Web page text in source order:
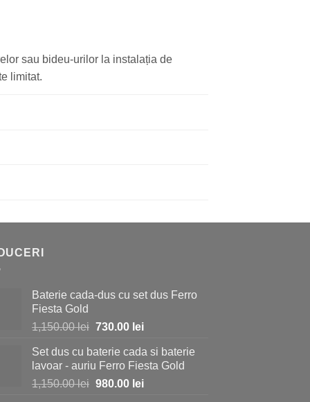
sau bideu-urilor la instalația de
limitat.
Baterie cada-dus cu set dus Ferro
Fiesta Gold
1,150.00lei Prețul
a
fost:
1,150.00 lei.
730.00 leiPrețul
este:
730.00 lei.
Set dus cu baterie cada si baterie
lavoar - auriu Ferro Fiesta Gold
1,150.00lei Prețul
980.00 leiPrețul